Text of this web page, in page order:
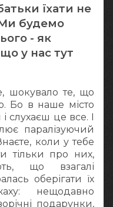
їхати не
будемо
- як
у нас тут
шокувало те, що
Бо в наше місто
слухаєш це все. І
паралізуючий
коли у тебе
тільки про них,
що взагалі
оберігати їх
нещодавно
подарунки,